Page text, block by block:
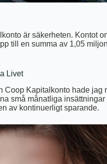
är säkerheten. Kontot
till en summa av 1,05
Livet
Coop Kapitalkonto hade jag
små månatliga
av kontinuerligt sparande.